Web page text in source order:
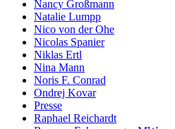
Nancy Großmann
Natalie Lumpp
Nico von der Ohe
Nicolas Spanier
Niklas Ertl
Nina Mann
Noris F. Conrad
Ondrej Kovar
Presse
Raphael Reichardt